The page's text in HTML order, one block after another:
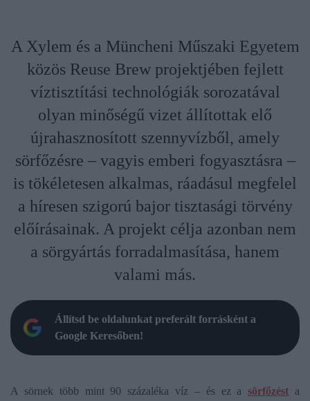
A Xylem és a Müncheni Műszaki Egyetem
közös Reuse Brew projektjében fejlett
víztisztítási technológiák sorozatával
olyan minőségű vizet állítottak elő
újrahasznosított szennyvízből, amely
sörfőzésre – vagyis emberi fogyasztásra –
is tökéletesen alkalmas, ráadásul megfelel
a híresen szigorú bajor tisztasági törvény
előírásainak. A projekt célja azonban nem
a sörgyártás forradalmasítása, hanem
valami más.
Állítsd be oldalunkat preferált forrásként a
Google Keresőben!
A sörnek több mint 90 százaléka víz – és ez asörfőzést a